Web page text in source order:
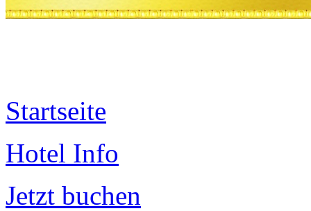
Startseite
Hotel Info
Jetzt buchen